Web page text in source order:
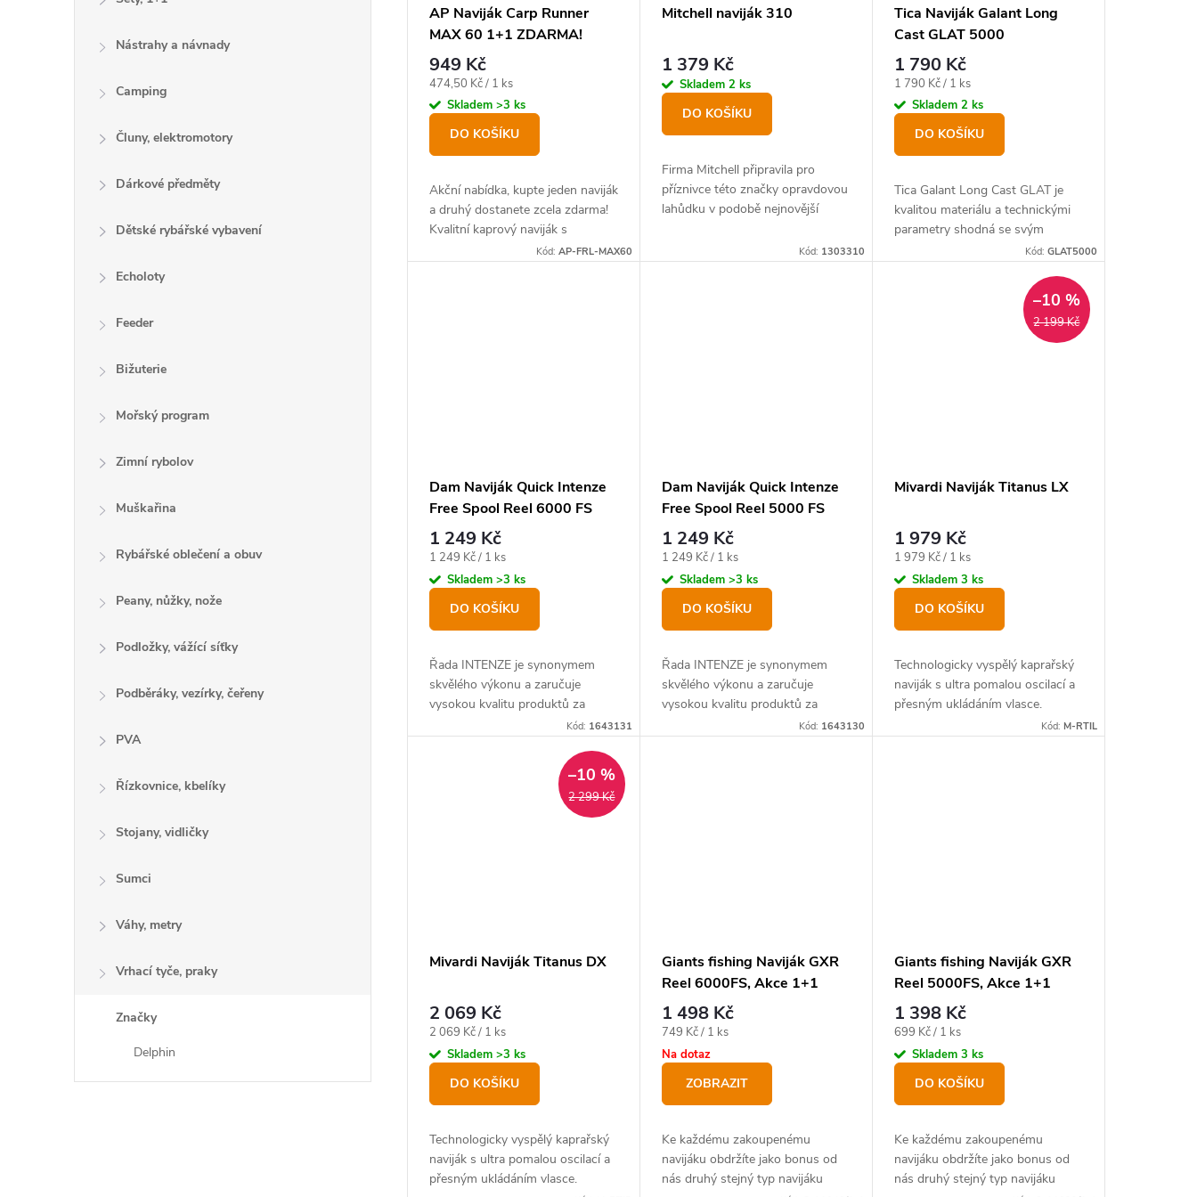
Nástrahy a návnady
Camping
Čluny, elektromotory
Dárkové předměty
Dětské rybářské vybavení
Echoloty
Feeder
Bižuterie
Mořský program
Zimní rybolov
Muškařina
Rybářské oblečení a obuv
Peany, nůžky, nože
Podložky, vážící síťky
Podběráky, vezírky, čeřeny
PVA
Řízkovnice, kbelíky
Stojany, vidličky
Sumci
Váhy, metry
Vrhací tyče, praky
Značky
Delphin
AP Naviják Carp Runner
MAX 60 1+1 ZDARMA!
949 Kč
Měrná
cena:
474,50 Kč / 1 ks
Skladem >3 ks
DO KOŠÍKU
Akční nabídka, kupte jeden naviják
a druhý dostanete zcela zdarma!
Kvalitní kaprový naviják s
volnoběžnou brzdou.Kód: AP-FRL-MAX60
Mitchell naviják 310
1 379 Kč
Skladem 2 ks
DO KOŠÍKU
Firma Mitchell připravila pro
příznivce této značky opravdovou
lahůdku v podobě nejnovější
Kód: 1303310
Tica Naviják Galant Long
Cast GLAT 5000
1 790 Kč
Měrná
cena:
1 790 Kč / 1 ks
Skladem 2 ks
DO KOŠÍKU
Tica Galant Long Cast GLAT je
kvalitou materiálu a technickými
parametry shodná se svým
“velkým bratrem”, navijákem Tica
Kód: GLAT5000
Dam Naviják Quick Intenze
Free Spool Reel 6000 FS
1 249 Kč
Měrná
cena:
1 249 Kč / 1 ks
Skladem >3 ks
DO KOŠÍKU
Řada INTENZE je synonymem
skvělého výkonu a zaručuje
vysokou kvalitu produktů za
Kód: 1643131
Dam Naviják Quick Intenze
Free Spool Reel 5000 FS
1 249 Kč
Měrná
cena:
1 249 Kč / 1 ks
Skladem >3 ks
DO KOŠÍKU
Řada INTENZE je synonymem
skvělého výkonu a zaručuje
vysokou kvalitu produktů za
Kód: 1643130
2 199 Kč
–10 %
Mivardi Naviják Titanus LX
1 979 Kč
Měrná
cena:
1 979 Kč / 1 ks
Skladem 3 ks
DO KOŠÍKU
Technologicky vyspělý kaprařský
naviják s ultra pomalou oscilací a
přesným ukládáním vlasce.
Kód: M-RTIL
2 299 Kč
–10 %
Mivardi Naviják Titanus DX
2 069 Kč
Měrná
cena:
2 069 Kč / 1 ks
Skladem >3 ks
DO KOŠÍKU
Technologicky vyspělý kaprařský
naviják s ultra pomalou oscilací a
přesným ukládáním vlasce.
Giants fishing Naviják GXR
Reel 6000FS, Akce 1+1
zdarma!
1 498 Kč
Měrná
cena:
749 Kč / 1 ks
Na dotaz
ZOBRAZIT
Ke každému zakoupenému
navijáku obdržíte jako bonus od
nás druhý stejný typ navijáku
Giants fishing Naviják GXR
Reel 5000FS, Akce 1+1
zdarma!
1 398 Kč
Měrná
cena:
699 Kč / 1 ks
Skladem 3 ks
DO KOŠÍKU
Ke každému zakoupenému
navijáku obdržíte jako bonus od
nás druhý stejný typ navijáku